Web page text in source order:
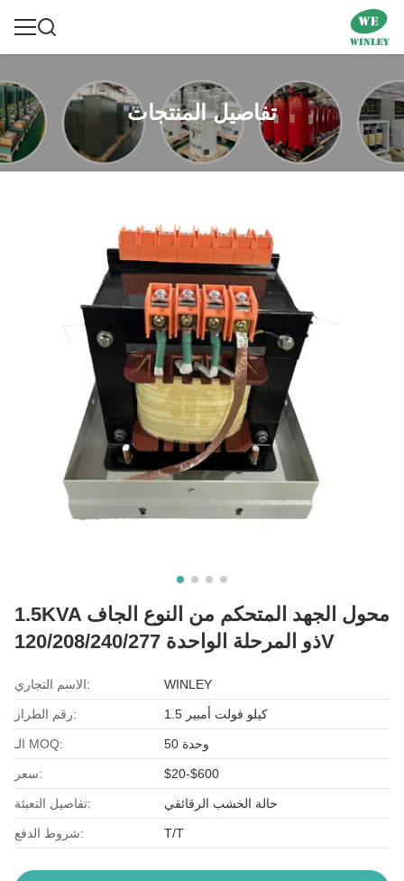
تفاصيل المنتجات
1.5KVA محول الجهد المتحكم من النوع الجاف
ذو المرحلة الواحدة 120/208/240/277V
الاسم التجاري: WINLEY
رقم الطراز: 1.5 كيلو فولت أمبير
الـ MOQ: 50 وحدة
سعر: $20-$600
تفاصيل التعبئة: حالة الخشب الرقائقي
شروط الدفع: T/T